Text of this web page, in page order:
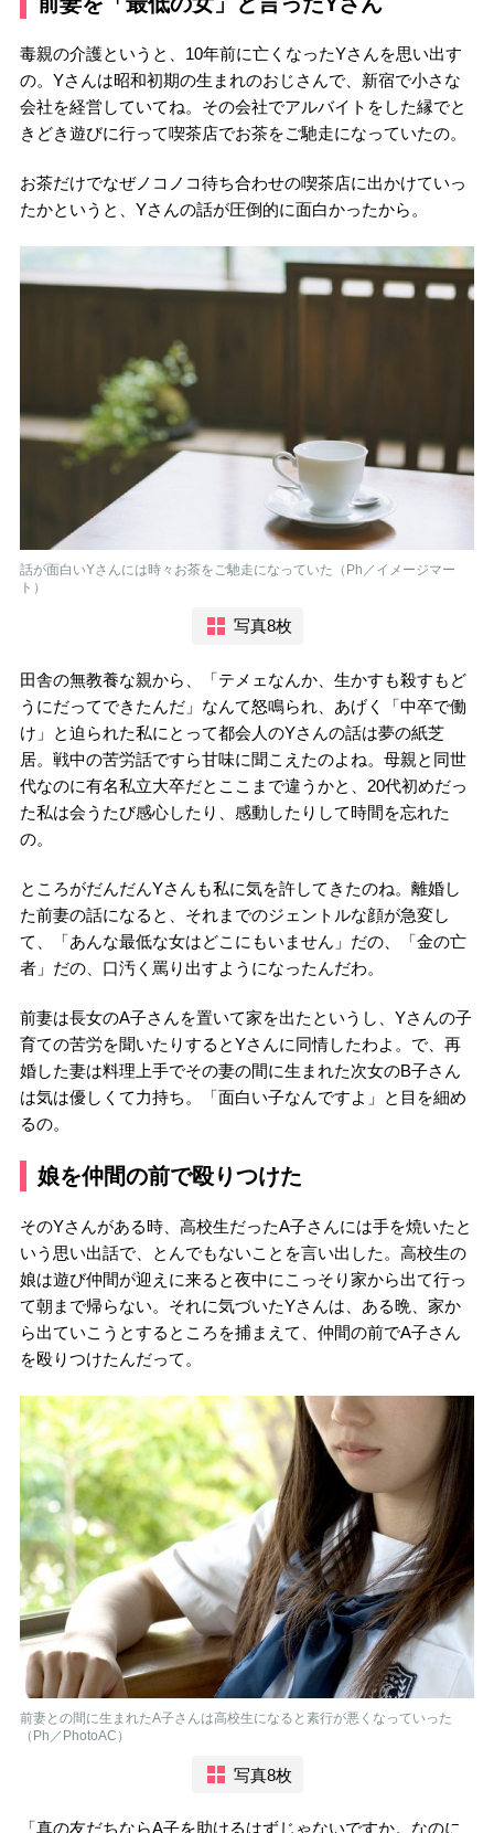
毒親の介護というと、10年前に亡くなったYさんを思い出す
の。Yさんは昭和初期の生まれのおじさんで、新宿で小さな
会社を経営していてね。その会社でアルバイトをした縁でと
きどき遊びに行って喫茶店でお茶をご馳走になっていたの。
お茶だけでなぜノコノコ待ち合わせの喫茶店に出かけていっ
たかというと、Yさんの話が圧倒的に面白かったから。
話が面白いYさんには時々お茶をご馳走になっていた（Ph／イメージマー
ト）
写真8枚
田舎の無教養な親から、「テメェなんか、生かすも殺すもど
うにだってできたんだ」なんて怒鳴られ、あげく「中卒で働
け」と迫られた私にとって都会人のYさんの話は夢の紙芝
居。戦中の苦労話ですら甘味に聞こえたのよね。母親と同世
代なのに有名私立大卒だとここまで違うかと、20代初めだっ
た私は会うたび感心したり、感動したりして時間を忘れた
の。
ところがだんだんYさんも私に気を許してきたのね。離婚し
た前妻の話になると、それまでのジェントルな顔が急変し
て、「あんな最低な女はどこにもいません」だの、「金の亡
者」だの、口汚く罵り出すようになったんだわ。
前妻は長女のA子さんを置いて家を出たというし、Yさんの子
育ての苦労を聞いたりするとYさんに同情したわよ。で、再
婚した妻は料理上手でその妻の間に生まれた次女のB子さん
は気は優しくて力持ち。「面白い子なんですよ」と目を細め
るの。
娘を仲間の前で殴りつけた
そのYさんがある時、高校生だったA子さんには手を焼いたと
いう思い出話で、とんでもないことを言い出した。高校生の
娘は遊び仲間が迎えに来ると夜中にこっそり家から出て行っ
て朝まで帰らない。それに気づいたYさんは、ある晩、家か
ら出ていこうとするところを捕まえて、仲間の前でA子さん
を殴りつけたんだって。
前妻との間に生まれたA子さんは高校生になると素行が悪くなっていった
（Ph／PhotoAC）
写真8枚
「真の友だちならA子を助けるはずじゃないですか。なのに